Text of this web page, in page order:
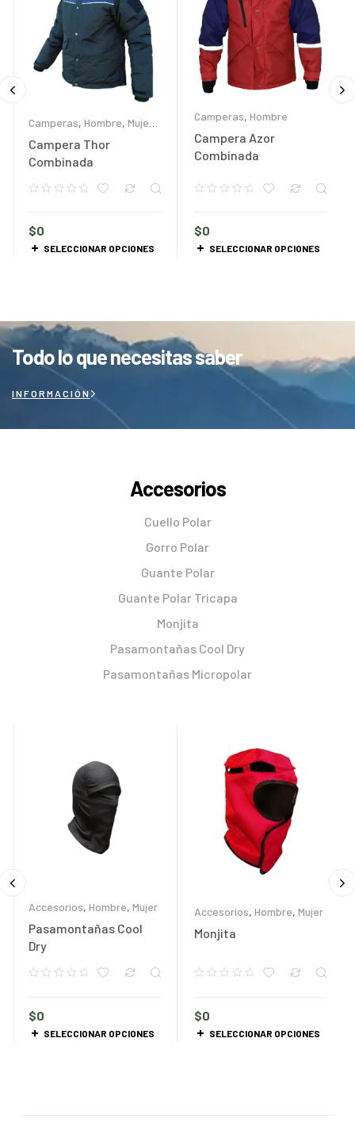
Camperas, Hombre, Mujer
Campera Thor
Combinada
$0
SELECCIONAR OPCIONES
Camperas, Hombre
Campera Azor
Combinada
$0
SELECCIONAR OPCIONES
Todo lo que necesitas saber
INFORMACIÓN
Accesorios
Cuello Polar
Gorro Polar
Guante Polar
Guante Polar Tricapa
Monjita
Pasamontañas Cool Dry
Pasamontañas Micropolar
Accesorios, Hombre, Mujer
Pasamontañas Cool
Dry
$0
SELECCIONAR OPCIONES
Accesorios, Hombre, Mujer
Monjita
$0
SELECCIONAR OPCIONES